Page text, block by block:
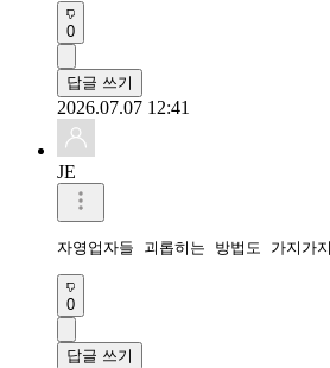
0
답글 쓰기
2026.07.07 12:41
JE
자영업자들 괴롭히는 방법도 가지가
0
답글 쓰기